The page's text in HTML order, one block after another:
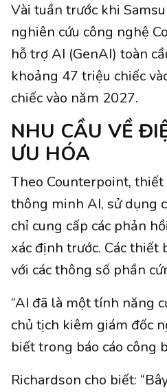
Vài tuần trước khi
nghiên cứu công nghệ
hỗ trợ AI (GenAI) toàn
khoảng 47 triệu chiếc
chiếc vào năm 2027.
NHU CẦU VỀ
ƯU HÓA
Theo Counterpoint,
thông minh AI, sử dụng
chỉ cung cấp các phản
xác định trước. Các thiết
với các thông số phần
“AI đã là một tính năng
chủ tịch kiêm giám đốc
biết trong báo cáo công
Richardson cho biết: